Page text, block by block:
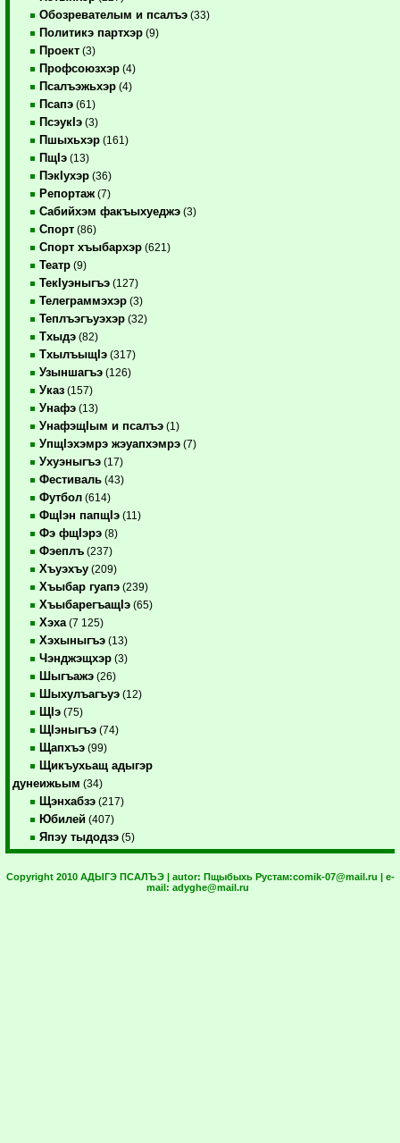
Обозревателым и псалъэ (33)
Политикэ партхэр (9)
Проект (3)
Профсоюзхэр (4)
Псалъэжьхэр (4)
Псапэ (61)
ПсэукIэ (3)
Пшыхьхэр (161)
ПщIэ (13)
ПэкIухэр (36)
Репортаж (7)
Сабийхэм факъыхуеджэ (3)
Спорт (86)
Спорт хъыбархэр (621)
Театр (9)
ТекIуэныгъэ (127)
Телеграммэхэр (3)
Теплъэгъуэхэр (32)
Тхыдэ (82)
ТхылъыщIэ (317)
Узыншагъэ (126)
Указ (157)
Унафэ (13)
УнафэщIым и псалъэ (1)
УпщIэхэмрэ жэуапхэмрэ (7)
Ухуэныгъэ (17)
Фестиваль (43)
Футбол (614)
ФщIэн папщIэ (11)
Фэ фщIэрэ (8)
Фэеплъ (237)
Хъуэхъу (209)
Хъыбар гуапэ (239)
ХъыбарегъащIэ (65)
Хэха (7 125)
Хэхыныгъэ (13)
Чэнджэщхэр (3)
Шыгъажэ (26)
Шыхулъагъуэ (12)
ЩIэ (75)
ЩIэныгъэ (74)
Щапхъэ (99)
Щикъухьащ адыгэр
дунеижьым (34)
Щэнхабзэ (217)
Юбилей (407)
Япэу тыдодзэ (5)
Copyright 2010 АДЫГЭ ПСАЛЪЭ | autor: Пщыбыхь Рустам:comik-07@mail.ru | e-
mail: adyghe@mail.ru